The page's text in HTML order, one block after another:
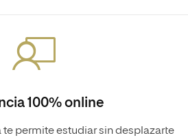
100% online
permite estudiar sin desplazarte